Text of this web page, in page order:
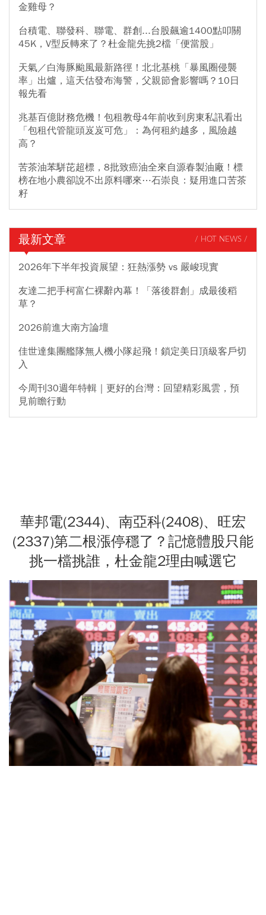
金雞母？
台積電、聯發科、聯電、群創...台股飆逾1400點叩關
45K，V型反轉來了？杜金龍先挑2檔「便當股」
天氣／白海豚颱風最新路徑！北北基桃「暴風圈侵襲
率」出爐，這天估發布海警，父親節會影響嗎？10日
報先看
兆基百億財務危機！包租教母4年前收到房東私訊看出
「包租代管龍頭岌岌可危」：為何租約越多，風險越
高？
苦茶油苯駢芘超標，8批致癌油全來自源春製油廠！標
榜在地小農卻說不出原料哪來⋯石崇良：疑用進口苦茶
籽
最新文章 / HOT NEWS /
2026年下半年投資展望：狂熱漲勢 vs 嚴峻現實
友達二把手柯富仁裸辭內幕！「落後群創」成最後稻
草？
2026前進大南方論壇
佳世達集團艦隊無人機小隊起飛！鎖定美日頂級客戶切
入
今周刊30週年特輯｜更好的台灣：回望精彩風雲，預
見前瞻行動
華邦電(2344)、南亞科(2408)、旺宏
(2337)第二根漲停穩了？記憶體股只能
挑一檔挑誰，杜金龍2理由喊選它